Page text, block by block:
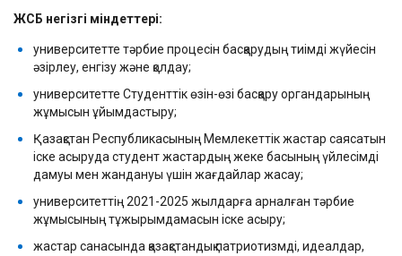
ЖСБ негізгі міндеттері:
университетте тәрбие процесін басқарудың тиімді жүйесін
әзірлеу, енгізу және қолдау;
университетте Студенттік өзін-өзі басқару органдарының
жұмысын ұйымдастыру;
Қазақстан Республикасының Мемлекеттік жастар саясатын
іске асыруда студент жастардың жеке басының үйлесімді
дамуы мен жандануы үшін жағдайлар жасау;
университеттің 2021-2025 жылдарға арналған тәрбие
жұмысының тұжырымдамасын іске асыру;
жастар санасында қазақстандық патриотизмді, идеалдар,